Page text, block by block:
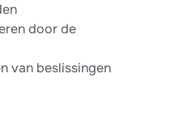
door de
van beslissingen